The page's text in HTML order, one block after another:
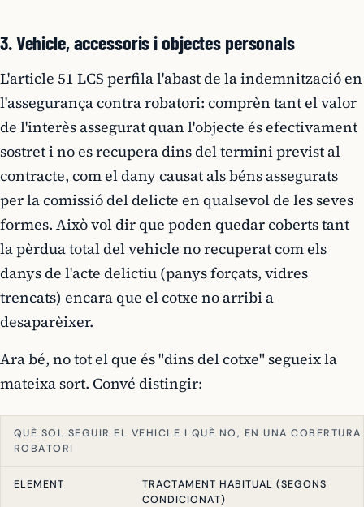
3. Vehicle, accessoris i objectes personals
L'article 51 LCS perfila l'abast de la indemnització en
l'assegurança contra robatori: comprèn tant el valor
de l'interès assegurat quan l'objecte és efectivament
sostret i no es recupera dins del termini previst al
contracte, com el dany causat als béns assegurats
per la comissió del delicte en qualsevol de les seves
formes. Això vol dir que poden quedar coberts tant
la pèrdua total del vehicle no recuperat com els
danys de l'acte delictiu (panys forçats, vidres
trencats) encara que el cotxe no arribi a
desaparèixer.
Ara bé, no tot el que és "dins del cotxe" segueix la
mateixa sort. Convé distingir:
QUÈ SOL SEGUIR EL VEHICLE I QUÈ NO, EN UNA COBERTURA
ROBATORI
ELEMENT
TRACTAMENT HABITUAL (SEGONS
CONDICIONAT)